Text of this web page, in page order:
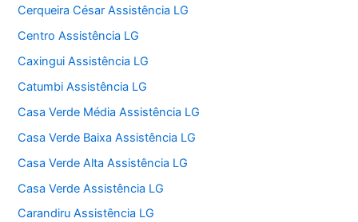
Cerqueira César Assistência LG
Centro Assistência LG
Caxingui Assistência LG
Catumbi Assistência LG
Casa Verde Média Assistência LG
Casa Verde Baixa Assistência LG
Casa Verde Alta Assistência LG
Casa Verde Assistência LG
Carandiru Assistência LG